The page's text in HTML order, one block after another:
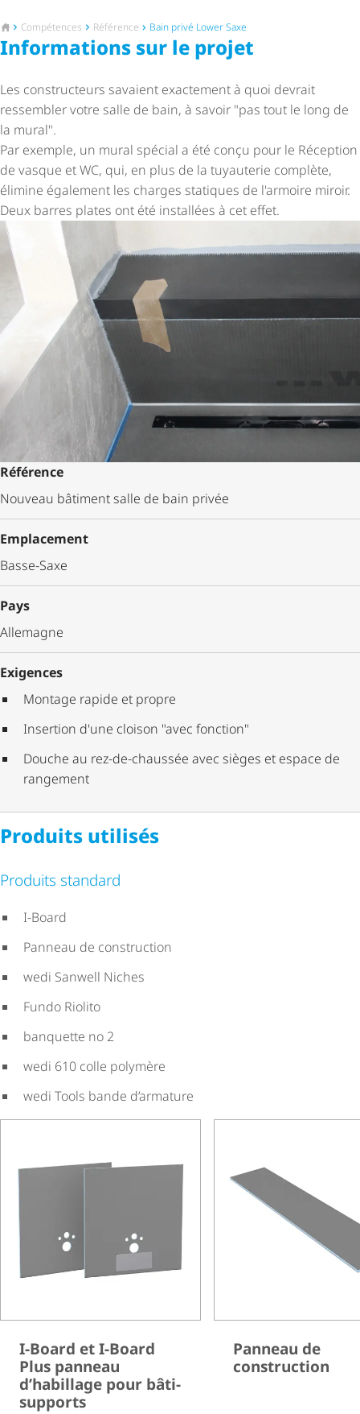
Vers la page d'accueil
Compétences Référence Bain privé Lower Saxe
Informations sur le projet
Les constructeurs savaient exactement à quoi devrait
ressembler votre salle de bain, à savoir "pas tout le long de
la mural".
Par exemple, un mural spécial a été conçu pour le Réception
de vasque et WC, qui, en plus de la tuyauterie complète,
élimine également les charges statiques de l'armoire miroir.
Deux barres plates ont été installées à cet effet.
Référence
Nouveau bâtiment salle de bain privée
Emplacement
Basse-Saxe
Pays
Allemagne
Exigences
Montage rapide et propre
Insertion d'une cloison "avec fonction"
Douche au rez-de-chaussée avec sièges et espace de
rangement
Produits utilisés
Produits standard
I-Board
Panneau de construction
wedi Sanwell Niches
Fundo Riolito
banquette no 2
wedi 610 colle polymère
wedi Tools bande d’armature
I-Board et I-Board
Plus panneau
d’habillage pour bâti-
supports
Panneau de
construction